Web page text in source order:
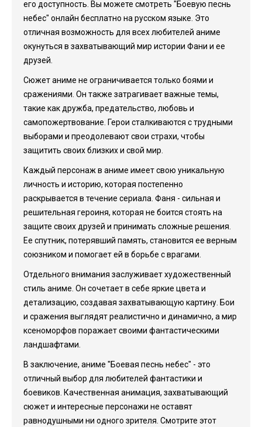
его доступность. Вы можете смотреть "Боевую песнь
небес" онлайн бесплатно на русском языке. Это
отличная возможность для всех любителей аниме
окунуться в захватывающий мир истории Фани и ее
друзей.
Сюжет аниме не ограничивается только боями и
сражениями. Он также затрагивает важные темы,
такие как дружба, предательство, любовь и
самопожертвование. Герои сталкиваются с трудными
выборами и преодолевают свои страхи, чтобы
защитить своих близких и свой мир.
Каждый персонаж в аниме имеет свою уникальную
личность и историю, которая постепенно
раскрывается в течение сериала. Фаня - сильная и
решительная героиня, которая не боится стоять на
защите своих друзей и принимать сложные решения.
Ее спутник, потерявший память, становится ее верным
союзником и помогает ей в борьбе с врагами.
Отдельного внимания заслуживает художественный
стиль аниме. Он сочетает в себе яркие цвета и
детализацию, создавая захватывающую картину. Бои
и сражения выглядят реалистично и динамично, а мир
ксеноморфов поражает своими фантастическими
ландшафтами.
В заключение, аниме "Боевая песнь небес" - это
отличный выбор для любителей фантастики и
боевиков. Качественная анимация, захватывающий
сюжет и интересные персонажи не оставят
равнодушными ни одного зрителя. Смотрите этот